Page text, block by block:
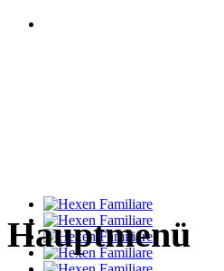
Hauptmenü